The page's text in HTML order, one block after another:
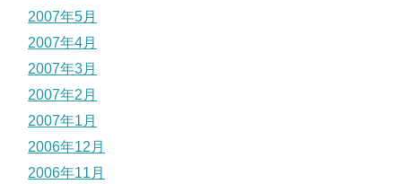
2007年5月
2007年4月
2007年3月
2007年2月
2007年1月
2006年12月
2006年11月